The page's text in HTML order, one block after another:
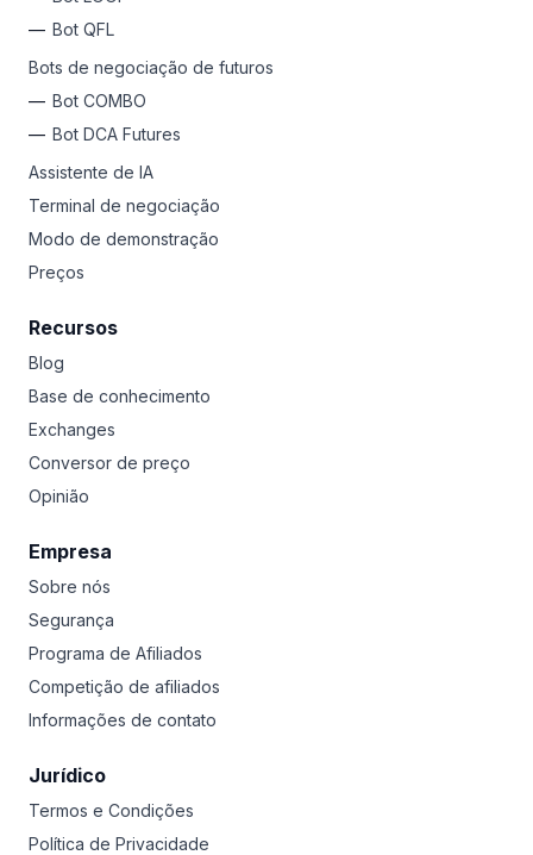
Bot QFL
Bots de negociação de futuros
Bot COMBO
Bot DCA Futures
Assistente de IA
Terminal de negociação
Modo de demonstração
Preços
Recursos
Blog
Base de conhecimento
Exchanges
Conversor de preço
Opinião
Empresa
Sobre nós
Segurança
Programa de Afiliados
Competição de afiliados
Informações de contato
Jurídico
Termos e Condições
Política de Privacidade